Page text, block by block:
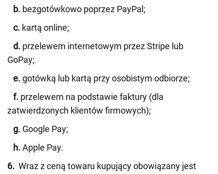
b. bezgotówkowo poprzez PayPal;
c. kartą online;
d. przelewem internetowym przez Stripe lub
GoPay;
e. gotówką lub kartą przy osobistym odbiorze;
f. przelewem na podstawie faktury (dla
zatwierdzonych klientów firmowych);
g. Google Pay;
h. Apple Pay.
6. Wraz z ceną towaru kupujący obowiązany jest